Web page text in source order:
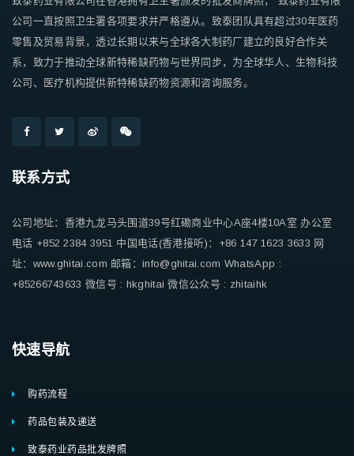
公司一直按照卫生署各项要求并严格遵从。致泰团队具有超过30年医药
零售及贸易背景，透过长期以来与全球各大制药厂建立的良好合作关
系，致力于推动全球新特稀缺药物与世界同步，为全球华人、生物科技
公司、医疗机构提供新特稀缺药物资源和咨询服务。
联系方式
公司地址：香港九龙马头围道39号红磡商业中心A座4楼10A室 办公室
电话 +852 2384 3951 中国电话(香港接听)：+86 147 1623 3633 网
址：www.ghitai.com 邮箱：info@ghitai.com WhatsApp :
+85266743633 微信号 : hkghitai 微信公众号 : zhitaihk
快速导航
购药流程
药品包装及递送
致泰药业药品批发牌照